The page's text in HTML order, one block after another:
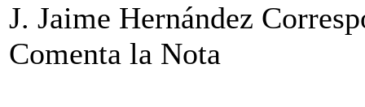
J. Jaime Hernández
Comenta la Nota